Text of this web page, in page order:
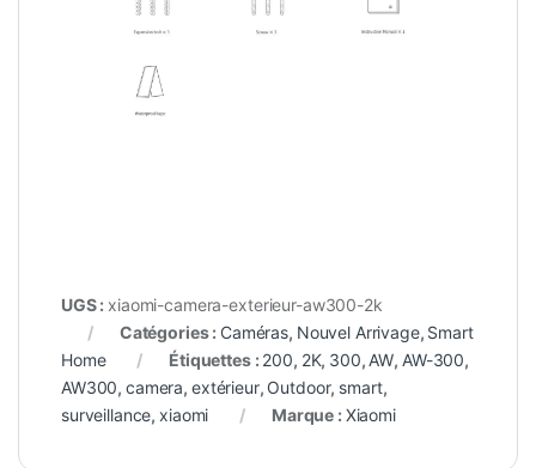
UGS : xiaomi-camera-exterieur-aw300-2k
Catégories : Caméras, Nouvel Arrivage, Smart
Home
Étiquettes : 200, 2K, 300, AW, AW-300,
AW300,camera, extérieur, Outdoor, smart,
surveillance,xiaomi Marque : Xiaomi